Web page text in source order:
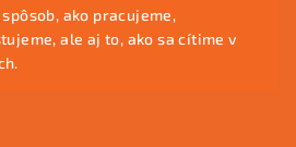
ako pracujeme,
ale aj to, ako sa cítime v